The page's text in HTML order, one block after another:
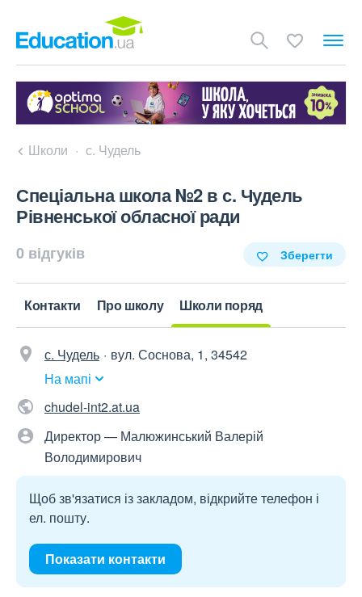
Школи с. Чудель
Спеціальна школа №2 в с. Чудель
Рівненської обласної ради
0 відгуків Зберегти
Контакти Про школу Школи поряд
с. Чудель
вул. Соснова, 1, 34542
На мапі
chudel-int2.at.ua
Директор — Малюжинський Валерій
Володимирович
Щоб зв'язатися із закладом, відкрийте телефон і
ел. пошту.
Показати контакти